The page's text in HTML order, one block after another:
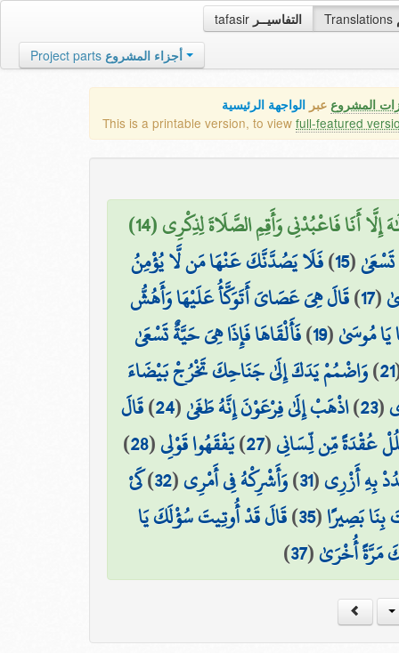
tafasir التفاسيــر Translations
Project parts أجزاء المشروع
المشروع عبر الواجهة الرئيسية
This is a printable version, to view full-featured
إِلَّا أَنَا فَاعْبُدْنِي وَأَقِمِ الصَّلَاةَ لِذِكْرِي (14)
(
15
)فَلَا يَصُدَّنَّكَ عَنْهَا مَن لَّا يُؤْمِنُ
(
17
)قَالَ هِيَ عَصَايَ أَتَوَكَّأُ عَلَيْهَا وَأَهُشُّ
يَا مُوسَىٰ(
19
)فَأَلْقَاهَا فَإِذَا هِيَ حَيَّةٌ تَسْعَىٰ
21
)وَاضْمُمْ يَدَكَ إِلَىٰ جَنَاحِكَ تَخْرُجْ بَيْضَاءَ
(
23
)اذْهَبْ إِلَىٰ فِرْعَوْنَ إِنَّهُ طَغَىٰ(
24
)قَالَ
عُقْدَةً مِّن لِّسَانِي(
27
)يَفْقَهُوا قَوْلِي(
28
)
بِهِ أَزْرِي(
31
)وَأَشْرِكْهُ فِي أَمْرِي(
32
)كَيْ
بَصِيرًا(
35
)قَالَ قَدْ أُوتِيتَ سُؤْلَكَ يَا
مَرَّةً أُخْرَىٰ(
37
)